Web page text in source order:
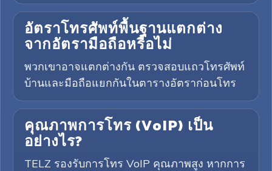
อัตราโทรศัพท์พื้นฐานแตกต่าง
จากอัตรามือถือหรือไม่
พวกเขาอาจแตกต่างกัน ตรวจสอบแถวโทรศัพท์
บ้านและมือถือแยกกันในตารางอัตราก่อนโทร
คุณภาพการโทร (VoIP) เป็น
อย่างไร?
TELZ รองรับการโทร VoIP คุณภาพสูง หากการ